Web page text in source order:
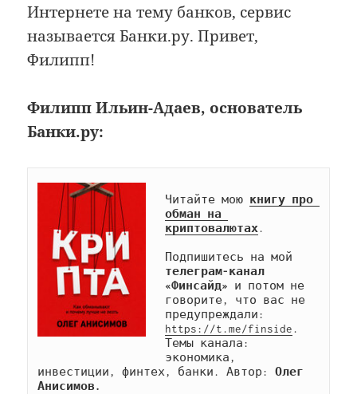
Интернете на тему банков, сервис
называется Банки.ру. Привет,
Филипп!
Филипп Ильин-Адаев, основатель
Банки.ру:
Читайте мою книгу про
обман на
криптовалютах.
телеграм-канал
«Финсайд» и потом не
говорите, что вас не
https://t.me/finside.
Темы канала:
экономика,
инвестиции, финтех, банки. Автор: Олег
Анисимов.